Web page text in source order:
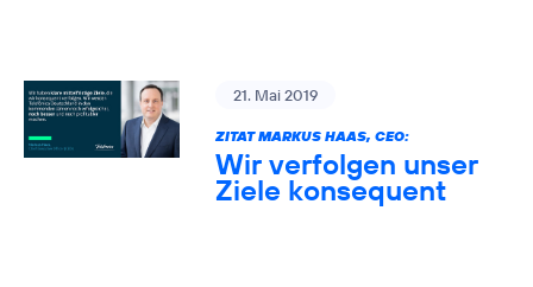
21. Mai 2019
ZITAT MARKUS HAAS, CEO:
Wir verfolgen unser
Ziele konsequent